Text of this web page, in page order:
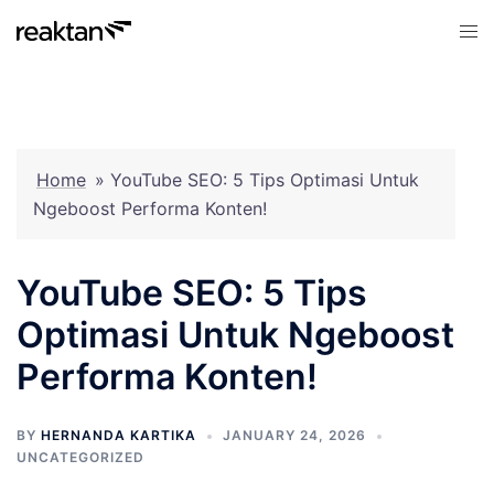
Home » YouTube SEO: 5 Tips Optimasi Untuk
Ngeboost Performa Konten!
YouTube SEO: 5 Tips
Optimasi Untuk Ngeboost
Performa Konten!
BY HERNANDA KARTIKA
JANUARY 24, 2026
UNCATEGORIZED